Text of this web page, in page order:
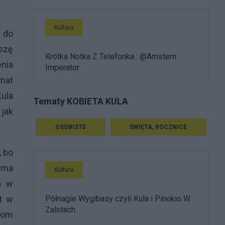
do
bo
w
w
Kultura
Krótka Notka Z Telefonka : @Amstern
Imperator
Tematy KOBIETA KULA
OSOBISTE ŚWIĘTA, ROCZNICE
Kultura
Półnagie Wygibasy czyli Kula i Pinokio W
Zalotach